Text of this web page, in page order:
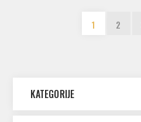
1 2
KATEGORIJE